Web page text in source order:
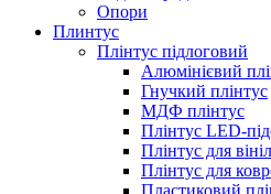
Опори
Плинтус
Плінтус підлоговий
Алюмінієвий
Гнучкий плінтус
МДФ плінтус
Плінтус LED-
Плінтус для
Плінтус для
Пластиковий